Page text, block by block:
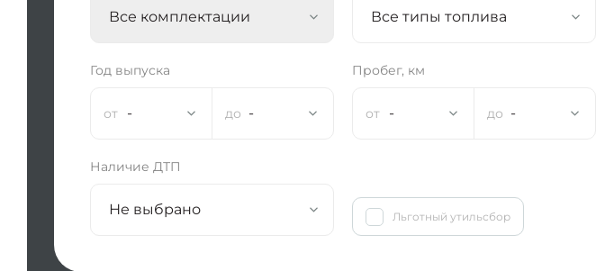
Все комплектации Все типы топлива
Год выпуска
- -
Пробег, км
- -
Наличие ДТП
Не выбрано Льготный утильсбор